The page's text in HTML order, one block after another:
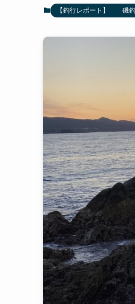
【釣行レポート】 磯釣